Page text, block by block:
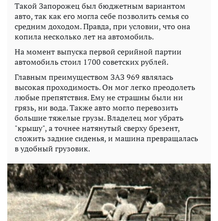
Такой Запорожец был бюджетным вариантом
авто, так как его могла себе позволить семья со
средним доходом. Правда, при условии, что она
копила несколько лет на автомобиль.
На момент выпуска первой серийной партии
автомобиль стоил 1700 советских рублей.
Главным преимуществом ЗАЗ 969 являлась
высокая проходимость. Он мог легко преодолеть
любые препятствия. Ему не страшны были ни
грязь, ни вода. Также авто могло перевозить
большие тяжелые грузы. Владелец мог убрать
"крышу", а точнее натянутый сверху брезент,
сложить задние сиденья, и машина превращалась
в удобный грузовик.